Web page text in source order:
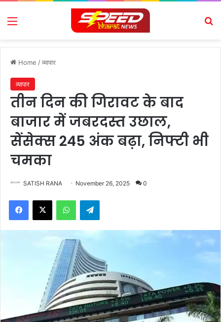
Menu
Home /व्यापार
व्यापार
तीन दिन की गिरावट के बाद
बाजार में जबरदस्त उछाल,
सेंसेक्स 245 अंक बढ़ा, निफ्टी भी
चमका
SATISH RANA November 26, 2025 0
Facebook
X WhatsAppTelegram